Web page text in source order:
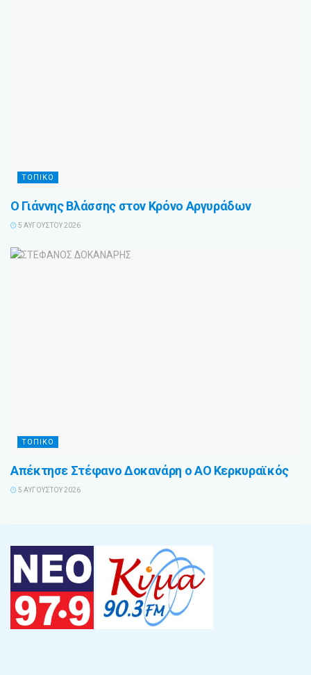
ΤΟΠΙΚΟ
Ο Γιάννης Βλάσσης στον Κρόνο Αργυράδων
5 ΑΥΓΟΎΣΤΟΥ 2026
ΤΟΠΙΚΟ
Απέκτησε Στέφανο Δοκανάρη ο ΑΟ Κερκυραϊκός
5 ΑΥΓΟΎΣΤΟΥ 2026